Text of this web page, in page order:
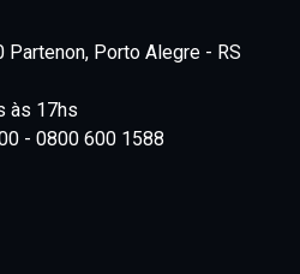
Partenon, Porto Alegre - RS
às 17hs
- 0800 600 1588